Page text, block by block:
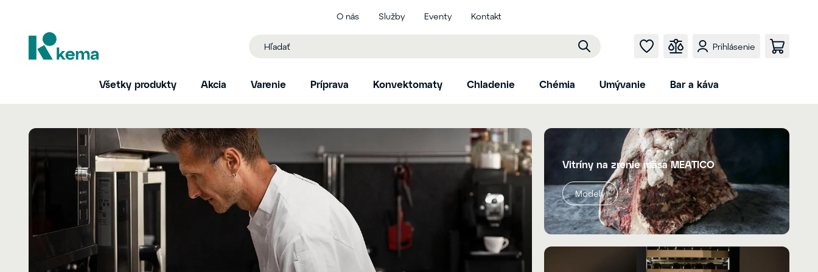
O nás Služby Eventy Kontakt
Prihlásenie
Všetky produkty Akcia Varenie Príprava Konvektomaty Chladenie Chémia Umývanie Bar a káva
Vitríny na zrenie mäsa MEATICO
Modely